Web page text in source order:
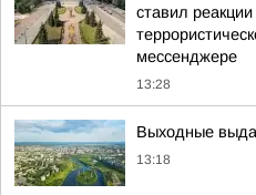
ставил
мессенджере
13:28
Выходные
13:18